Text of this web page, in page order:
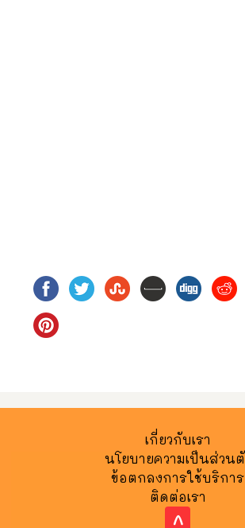
เกี่ยวกับเรา
นโยบายความเป็นส่วน
ข้อตกลงการใช้บริการ
ติดต่อเรา
^